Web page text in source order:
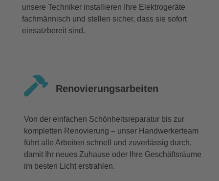
unsere Techniker installieren Ihre Elektrogeräte
fachmännisch und stellen sicher, dass sie sofort
einsatzbereit sind.
Renovierungsarbeiten
Von der einfachen Schönheitsreparatur bis zur
kompletten Renovierung – unser Handwerkerteam
führt alle Arbeiten schnell und zuverlässig durch,
damit Ihr neues Zuhause oder Ihre Geschäftsräume
im besten Licht erstrahlen.